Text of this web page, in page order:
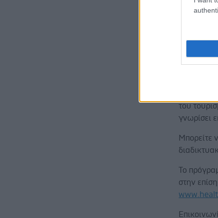
Στο
του
γνωρίσει
Μπορείτε
Το
στην